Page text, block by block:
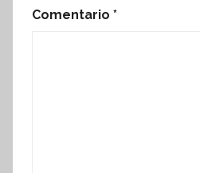
Comentario *